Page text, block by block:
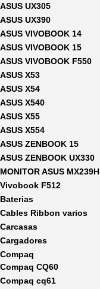
ASUS UX305
ASUS UX390
ASUS VIVOBOOK 14
ASUS VIVOBOOK 15
ASUS VIVOBOOK F550
ASUS X53
ASUS X54
ASUS X540
ASUS X55
ASUS X554
ASUS ZENBOOK 15
ASUS ZENBOOK UX330
MONITOR ASUS MX239H
Vivobook F512
Baterias
Cables Ribbon varios
Carcasas
Cargadores
Compaq
Compaq CQ60
Compaq cq61